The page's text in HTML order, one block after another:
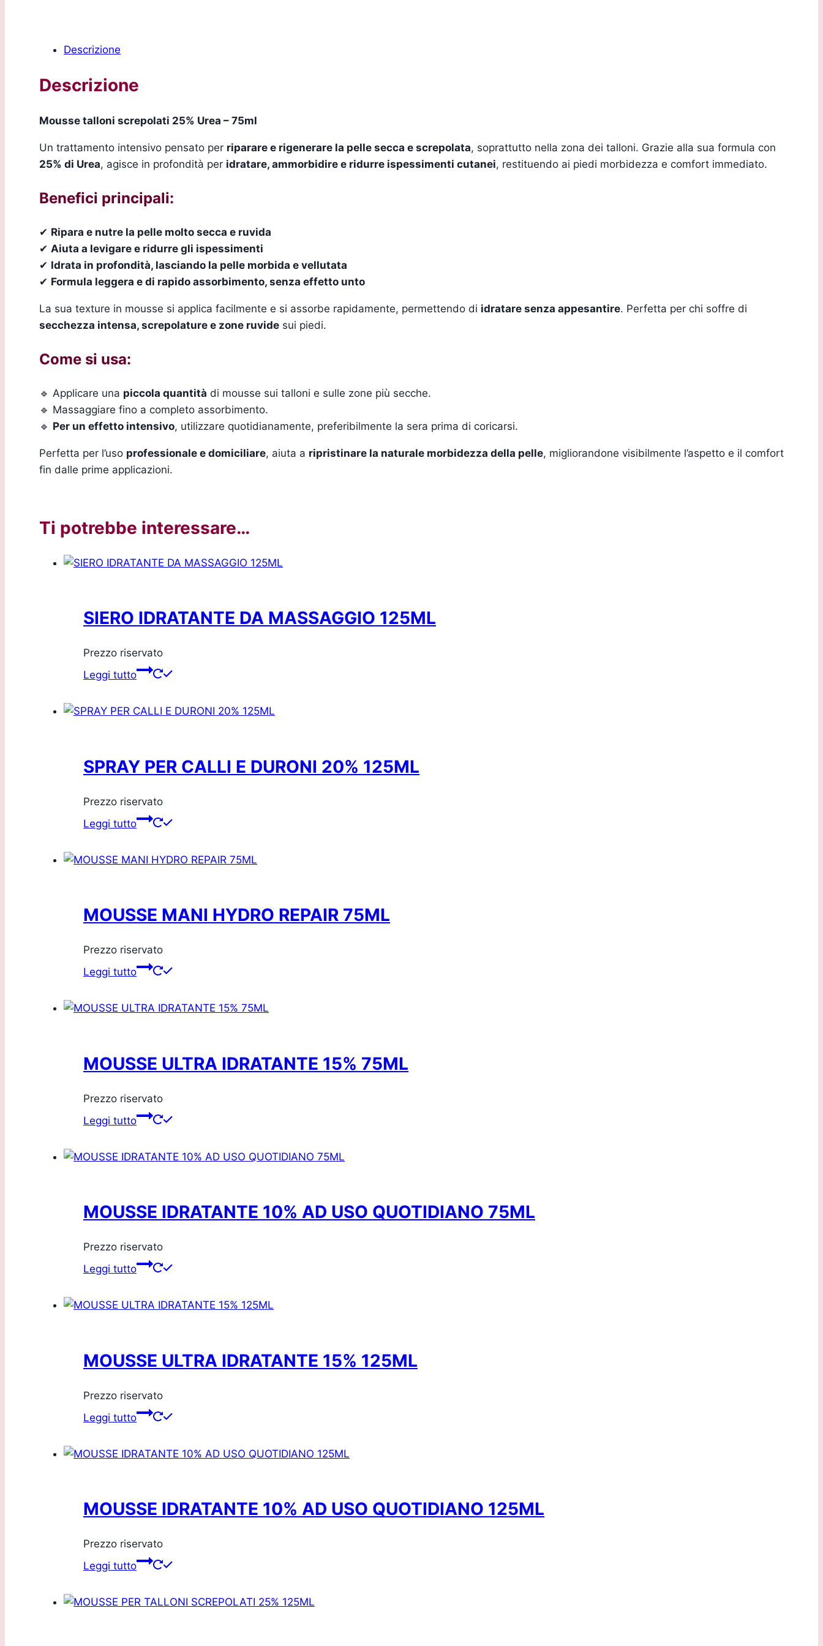
Descrizione
Descrizione
Mousse talloni screpolati 25% Urea – 75ml
Un trattamento intensivo pensato per riparare e rigenerare la pelle secca e screpolata, soprattutto nella zona dei talloni. Grazie alla sua formula con
25% di Urea, agisce in profondità per idratare, ammorbidire e ridurre ispessimenti cutanei, restituendo ai piedi morbidezza e comfort immediato.
Benefici principali:
✔ Ripara e nutre la pelle molto secca e ruvida
✔ Aiuta a levigare e ridurre gli ispessimenti
✔ Idrata in profondità, lasciando la pelle morbida e vellutata
✔ Formula leggera e di rapido assorbimento, senza effetto unto
La sua texture in mousse si applica facilmente e si assorbe rapidamente, permettendo di idratare senza appesantire. Perfetta per chi soffre di
secchezza intensa, screpolature e zone ruvide sui piedi.
Come si usa:
🔹 Applicare una piccola quantità di mousse sui talloni e sulle zone più secche.
🔹 Massaggiare fino a completo assorbimento.
🔹 Per un effetto intensivo, utilizzare quotidianamente, preferibilmente la sera prima di coricarsi.
Perfetta per l’uso professionale e domiciliare, aiuta a ripristinare la naturale morbidezza della pelle, migliorandone visibilmente l’aspetto e il comfort
fin dalle prime applicazioni.
Ti potrebbe interessare…
SIERO IDRATANTE DA MASSAGGIO 125ML
Prezzo riservato
Leggi tutto
SPRAY PER CALLI E DURONI 20% 125ML
Prezzo riservato
Leggi tutto
MOUSSE MANI HYDRO REPAIR 75ML
Prezzo riservato
Leggi tutto
MOUSSE ULTRA IDRATANTE 15% 75ML
Prezzo riservato
Leggi tutto
MOUSSE IDRATANTE 10% AD USO QUOTIDIANO 75ML
Prezzo riservato
Leggi tutto
MOUSSE ULTRA IDRATANTE 15% 125ML
Prezzo riservato
Leggi tutto
MOUSSE IDRATANTE 10% AD USO QUOTIDIANO 125ML
Prezzo riservato
Leggi tutto